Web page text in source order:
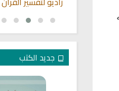
جديد الكتب